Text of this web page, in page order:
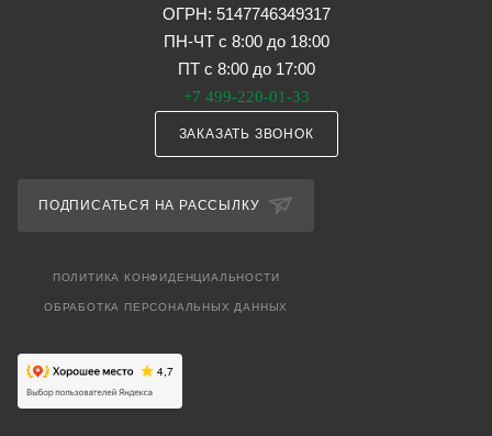
ОГРН: 5147746349317
ПН-ЧТ с 8:00 до 18:00
ПТ с 8:00 до 17:00
+7 499-220-01-33
ЗАКАЗАТЬ ЗВОНОК
ПОДПИСАТЬСЯ НА РАССЫЛКУ
ПОЛИТИКА КОНФИДЕНЦИАЛЬНОСТИ
ОБРАБОТКА ПЕРСОНАЛЬНЫХ ДАННЫХ